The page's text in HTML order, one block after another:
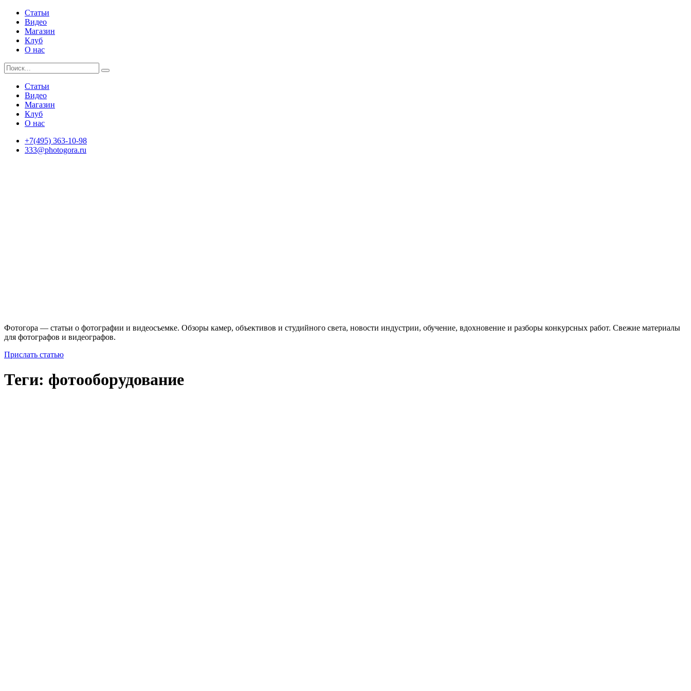
Статьи
Видео
Магазин
Клуб
О нас
Статьи
Видео
Магазин
Клуб
О нас
+7(495) 363-10-98
333@photogora.ru
Фотогора — статьи о фотографии и видеосъемке. Обзоры камер, объективов и студийного света, новости индустрии, обучение, вдохновение и разборы конкурсных работ. Свежие материалы
для фотографов и видеографов.
Прислать статью
Теги: фотооборудование